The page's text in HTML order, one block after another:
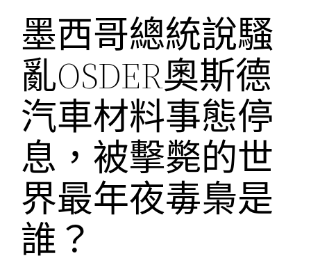
墨西哥總統說騷
亂OSDER奧斯德
汽車材料事態停
息，被擊斃的世
界最年夜毒梟是
誰？